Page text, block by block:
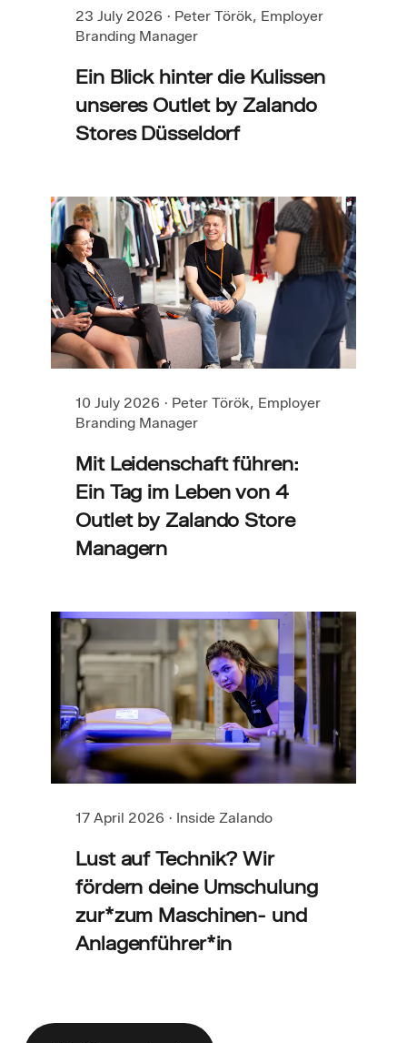
23 July 2026 · Peter Török, Employer
Branding Manager
Ein Blick hinter die Kulissen
unseres Outlet by Zalando
Stores Düsseldorf
10 July 2026 · Peter Török, Employer
Branding Manager
Mit Leidenschaft führen:
Ein Tag im Leben von 4
Outlet by Zalando Store
Managern
17 April 2026 · Inside Zalando
Lust auf Technik? Wir
fördern deine Umschulung
zur*zum Maschinen- und
Anlagenführer*in